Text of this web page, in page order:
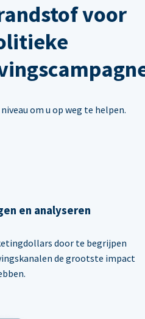
voor
om u op weg te helpen.
en analyseren
door te begrijpen
de grootste impact